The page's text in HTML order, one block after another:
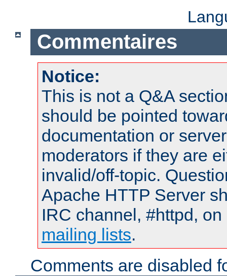
Commentaires
Notice:
This is not a Q&A
should be pointed
documentation or
moderators if they are
invalid/off-topic.
Apache HTTP Server
IRC channel, #httpd,
mailing lists.
Comments are disabled